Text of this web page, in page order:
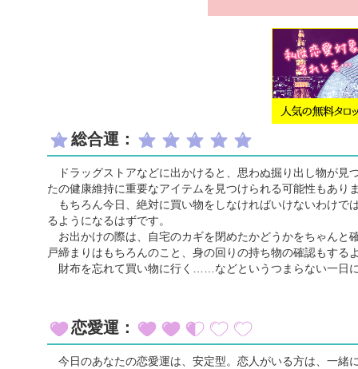
総合運：
ドラッグストアなどに出かけると、思わぬ掘り出し物が見
たの健康維持に重要なアイテムを見つけられる可能性もあり
もちろん今日、絶対に買い物をしなければいけないわけで
るようになるはずです。
お出かけの際は、自宅のカギを閉めたかどうかをちゃんと
戸締まりはもちろんのこと、身の回りの持ち物の確認もする
財布を忘れて買い物に行く……などというつまらない一日
恋愛運：
今日のあなたの恋愛運は、安定型。恋人がいる方は、一緒